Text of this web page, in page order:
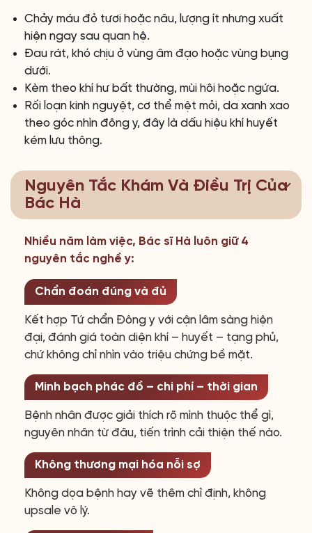
Chảy máu đỏ tươi hoặc nâu, lượng ít nhưng xuất
hiện ngay sau quan hệ.
Đau rát, khó chịu ở vùng âm đạo hoặc vùng bụng
dưới.
Kèm theo khí hư bất thường, mùi hôi hoặc ngứa.
Rối loạn kinh nguyệt, cơ thể mệt mỏi, da xanh xao
theo góc nhìn đông y, đây là dấu hiệu khí huyết
kém lưu thông.
Nguyên Tắc Khám Và Điều Trị Của
Bác Hà
Nhiều năm làm việc, Bác sĩ Hà luôn giữ 4
nguyên tắc nghề y:
Chẩn đoán đúng và đủ
Kết hợp Tứ chẩn Đông y với cận lâm sàng hiện
đại, đánh giá toàn diện khí – huyết – tạng phủ,
chứ không chỉ nhìn vào triệu chứng bề mặt.
Minh bạch phác đồ – chi phí – thời gian
Bệnh nhân được giải thích rõ mình thuộc thể gì,
nguyên nhân từ đâu, tiến trình cải thiện thế nào.
Không thương mại hóa nỗi sợ
Không dọa bệnh hay vẽ thêm chỉ định, không
upsale vô lý.